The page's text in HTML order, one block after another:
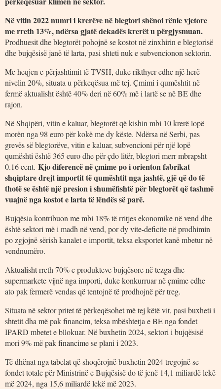
Në vitin 2022 numri i krerëve në blegtori shënoi rënie vjetore
me rreth 13%, ndërsa gjatë dekadës krerët u përgjysmuan.
Prodhuesit dhe blegtorët pohojnë se kostot në zinxhirin e blegtorisë
dhe bujqësisë janë të larta, pasi shteti nuk e subvencionon sektorin.
Me heqjen e përjashtimit të TVSH, duke rikthyer edhe një herë
nivelin 20%, situata u përkeqësua më tej. Çmimi i qumështit në
fermë aktualisht është 40% deri në 60% më i lartë se në BE dhe
rajon.
Në Shqipëri, vitin e kaluar, blegtorët që kishin mbi 10 krerë lopë
morën nga 98 euro për kokë me dy këste. Ndërsa në Serbi, pas
grevës së blegtorëve, vitin e kaluar, subvencioni për një lopë
qumështi është 365 euro dhe për çdo litër, blegtori merr mbrapsht
0.16 cent. Kjo diferencë në çmime po i orienton fabrikat
shqiptare drejt importit të qumështit nga jashtë, gjë që do të
thotë se është një presion i shumëfishtë për blegtorët që tashmë
vuajnë nga kostot e larta të lëndës së parë.
Bujqësia kontribuon me mbi 18% të rritjes ekonomike në vend dhe
është sektori më i madh në vend, por dy vite-deficite në prodhimin
po zgjojnë sërish kanalet e importit, teksa eksportet kanë mbetur në
vendnumëro.
Aktualisht rreth 70% e produkteve bujqësore në tezga dhe
supermarkete vijnë nga importi, duke konkurruar në çmime edhe
ato pak fermerë vendas që tentojnë të prodhojnë për treg.
Situata në sektor pritet të përkeqësohet më tej këtë vit, pasi buxheti i
shtetit dha më pak financim, teksa mbështetja e BE nga fondet
IPARD mbetet e bllokuar. Në buxhetin 2024, sektori i bujqësisë
mori 9% më pak financime se plani i 2023.
Të dhënat nga tabelat që shoqërojnë buxhetin 2024 tregojnë se
fondet totale për Ministrinë e Bujqësisë do të jenë 14,1 miliardë lekë
më 2024, nga 15,6 miliardë lekë më 2023.